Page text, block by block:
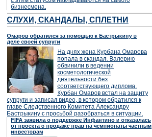
бизнесмена.
СЛУХИ, СКАНДАЛЫ, СПЛЕТНИ
Омаров обратился за помощью к Бастрыкину в
деле своей супруги
На днях жена Курбана Омарова
попала в скандал. Валерию
обвинили в ведении
косметологической
деятельности без
соответствующего диплома.
Курбан Омаров встал на защиту
супруги и записал видео, в котором обратился к
главе Следственного Комитета Александру
Бастрыкину с просьбой разобраться в ситуации.
FIFA заявила о поддержке Инфантино и отказалась
от проекта о продаже прав на чемпионаты частным
инвесторам